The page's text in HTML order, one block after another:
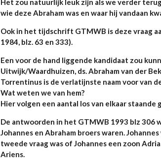
wie deze Abraham was en waar hij vandaan
Ook in het tijdschrift GTMWB is deze vraag
1984, blz. 63 en 333).
Een voor de hand liggende kandidaat zou
Uitwijk/Waardhuizen, ds. Abraham van der
Torrentinus is de verlatijnste naam voor van
Wat weten we van hem?
Hier volgen een aantal los van elkaar staande
De antwoorden in het GTMWB 1993 blz 306
Johannes en Abraham broers waren.
tweede vraag was of Johannes een zoon
Ariens.